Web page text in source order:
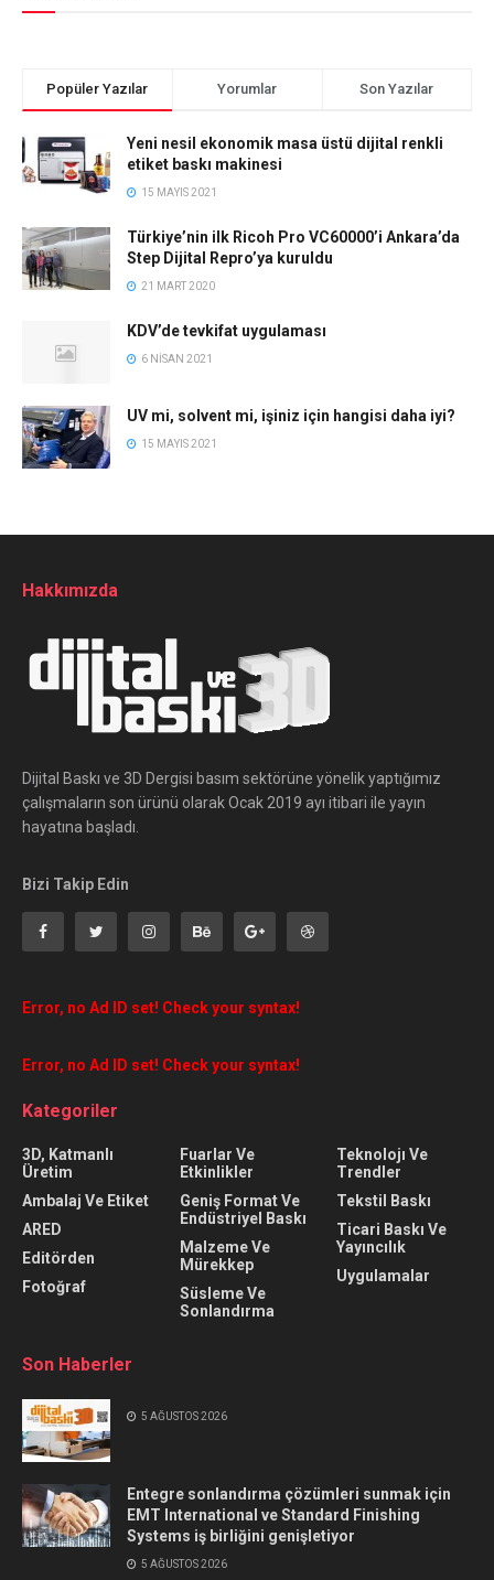
Popüler Yazılar Yorumlar Son Yazılar
Yeni nesil ekonomik masa üstü dijital renkli
etiket baskı makinesi
15 MAYIS 2021
Türkiye’nin ilk Ricoh Pro VC60000’i Ankara’da
Step Dijital Repro’ya kuruldu
21 MART 2020
KDV’de tevkifat uygulaması
6 NISAN 2021
UV mi, solvent mi, işiniz için hangisi daha iyi?
15 MAYIS 2021
Hakkımızda
Dijital Baskı ve 3D Dergisi basım sektörüne yönelik yaptığımız
çalışmaların son ürünü olarak Ocak 2019 ayı itibari ile yayın
hayatına başladı.
Bizi Takip Edin
Error, no Ad ID set! Check your syntax!
Error, no Ad ID set! Check your syntax!
Kategoriler
3D, Katmanlı
Üretim
Ambalaj Ve Etiket
ARED
Editörden
Fotoğraf
Fuarlar Ve
Etkinlikler
Geniş Format Ve
Endüstriyel Baskı
Malzeme Ve
Mürekkep
Süsleme Ve
Sonlandırma
Teknolojı Ve
Trendler
Tekstil Baskı
Ticari Baskı Ve
Yayıncılık
Uygulamalar
Son Haberler
5 AĞUSTOS 2026
Entegre sonlandırma çözümleri sunmak için
EMT International ve Standard Finishing
Systems iş birliğini genişletiyor
5 AĞUSTOS 2026